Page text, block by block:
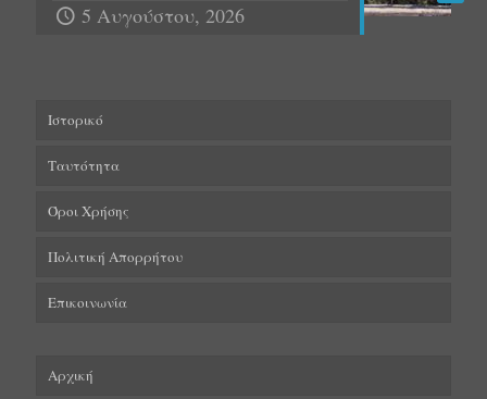
5 Αυγούστου, 2026
Ιστορικό
Ταυτότητα
Όροι Χρήσης
Πολιτική Απορρήτου
Επικοινωνία
Αρχική